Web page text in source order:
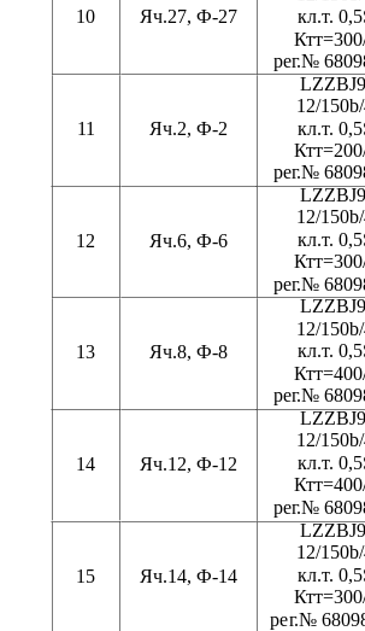
10 Яч.27, Ф-27
11 Яч.2, Ф-2
12 Яч.6, Ф-6
13 Яч.8, Ф-8
14 Яч.12, Ф-12
15 Яч.14, Ф-14
кл.т.
рег.№
12/
кл.т.
рег.№
12/
кл.т.
рег.№
12/
кл.т.
рег.№
12/
кл.т.
рег.№
12/
кл.т.
рег.№